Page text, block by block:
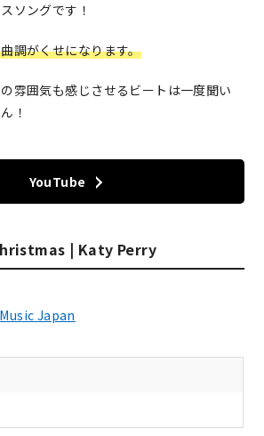
ソングです！
調がくせになります。
雰囲気も感じさせるビートは一度聞い
！
YouTube
| Katy Perry
Japan